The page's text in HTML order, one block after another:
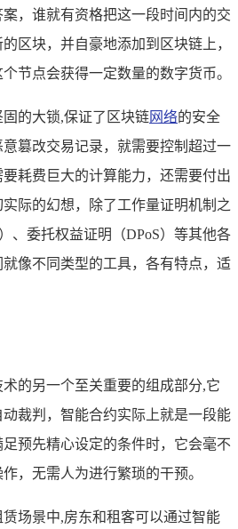
，谁就有资格把这一段时间内的交
区块，并自豪地添加到区块链上，
节点会获得一定数量的数字货币。
的大锁,保证了区块链网络的安全
篡改交易记录，就需要控制超过一
耗费巨大的计算能力，还需要付出
际的幻想，除了工作量证明机制之
、委托权益证明（DPoS）等其他各
像不同类型的工具，各有特点，适
的另一个至关重要的组成部分,它
裁判，智能合约实际上就是一段能
预先精心设定的条件时，它会毫不
，无需人为进行繁琐的干预。
场景中,房东和租客可以通过智能